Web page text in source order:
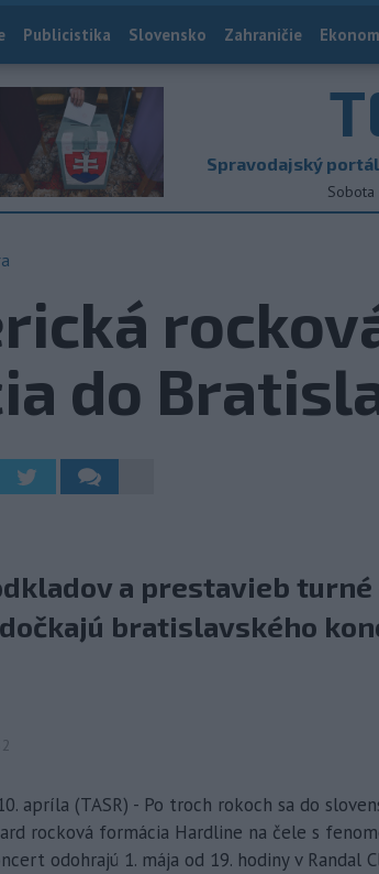
Publicistika Slovensko Zahraničie
Spravodajský
Sobota
do
a prestavieb
bratislavského
apríla (TASR) - Po troch rokoch sa do
rocková formácia Hardline na čele s
odohrajú 1. mája od 19. hodiny v Randal